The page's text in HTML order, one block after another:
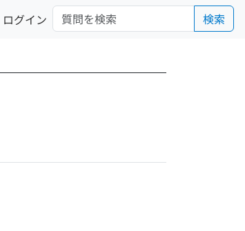
グイン 検索